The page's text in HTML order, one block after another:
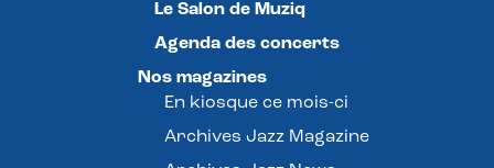
Le Salon de Muziq
Agenda des concerts
Nos magazines
En kiosque ce mois-ci
Archives Jazz Magazine